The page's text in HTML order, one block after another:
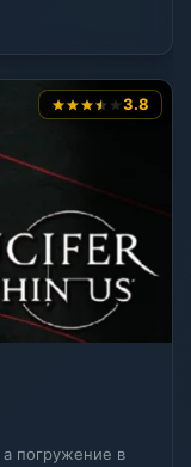
3.8
погружение в